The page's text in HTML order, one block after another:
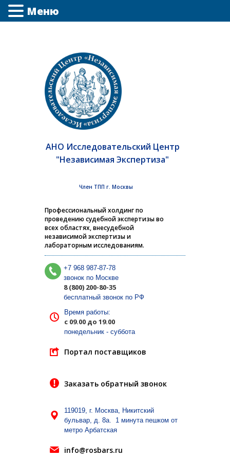
АНО Исследовательский Центр
"Независимая Экспертиза"
Член ТПП г. Москвы
Профессиональный холдинг по
проведению судебной экспертизы во
всех областях, внесудебной
независимой экспертизы и
лабораторным исследованиям.
+7 968 987-87-78
звонок по Москве
8 (800) 200-80-35
бесплатный звонок по РФ
Время работы:
с 09.00 до 19.00
понедельник - суббота
Портал поставщиков
Заказать обратный звонок
119019, г. Москва, Никитский
бульвар, д. 8а. 1 минута пешком от
метро Арбатская
info@rosbars.ru
Меню